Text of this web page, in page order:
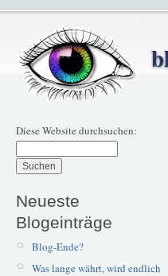
Diese Website durchsuchen:
Neueste
Blogeinträge
Blog-Ende?
Was lange währt, wird endlich